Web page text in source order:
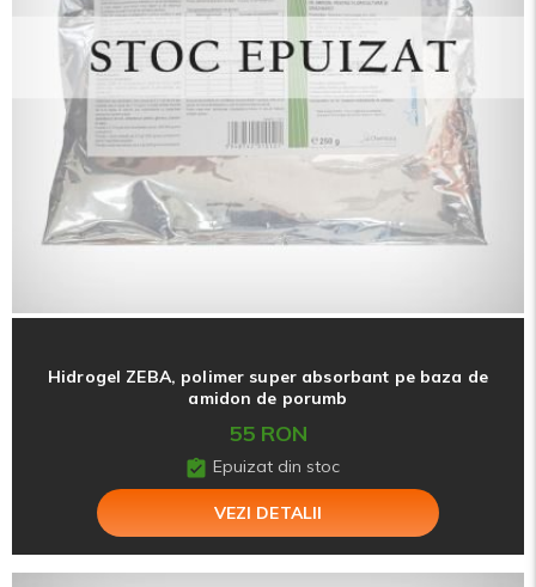
Hidrogel ZEBA, polimer super absorbant pe baza de
amidon de porumb
55 RON
Epuizat din stoc
VEZI DETALII